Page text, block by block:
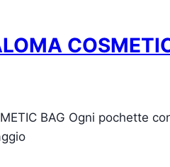
BAG Ogni pochette